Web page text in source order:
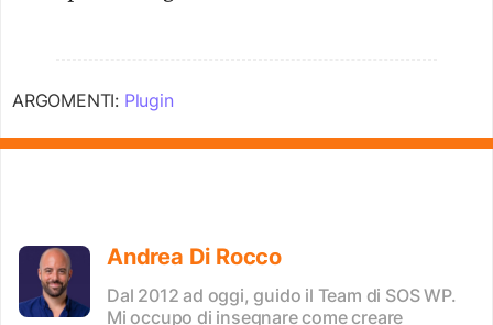
ARGOMENTI: Plugin
Andrea Di Rocco
Dal 2012 ad oggi, guido il Team di SOS WP.
Mi occupo di insegnare come creare